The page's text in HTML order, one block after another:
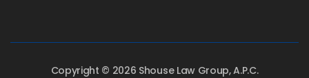
Copyright © 2026 Shouse Law Group, A.P.C.